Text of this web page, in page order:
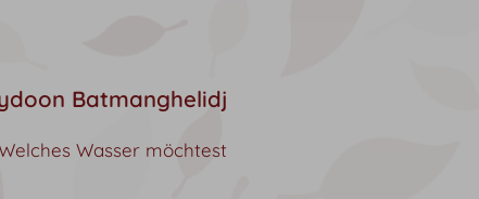
Batmanghelidj
Wasser möchtest